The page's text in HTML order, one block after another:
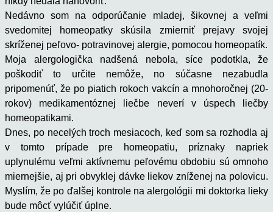
Nedávno som na odporúčanie mladej, šikovnej a veľmi
svedomitej homeopatky skúsila zmierniť prejavy svojej
skríženej peľovo- potravinovej alergie, pomocou homeopatík.
Moja alergologička nadšená nebola, síce podotkla, že
poškodiť to určite nemôže, no súčasne nezabudla
pripomenúť, že po piatich rokoch vakcín a mnohoročnej (20-
rokov) medikamentóznej liečbe neverí v úspech liečby
homeopatikami.
Dnes, po necelých troch mesiacoch, keď som sa rozhodla aj
v tomto prípade pre homeopatiu, príznaky napriek
uplynulému veľmi aktívnemu peľovému obdobiu sú omnoho
miernejšie, aj pri obvyklej dávke liekov zníženej na polovicu.
Myslím, že po ďalšej kontrole na alergológii mi doktorka lieky
bude môcť vylúčiť úplne.